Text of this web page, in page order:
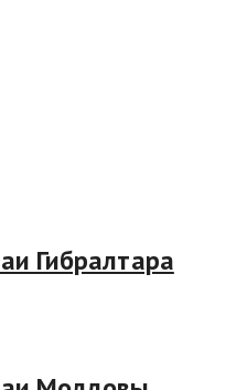
Гибралтара